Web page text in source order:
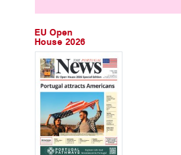
EU Open
House 2026